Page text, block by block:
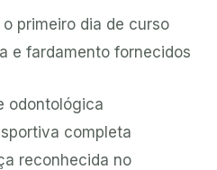
primeiro dia de curso
e fardamento fornecidos
odontológica
completa
reconhecida no